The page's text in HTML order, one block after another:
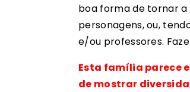
boa forma de tornar
personagens, ou,
e/ou professores.
Esta família parece
de mostrar